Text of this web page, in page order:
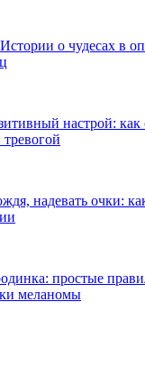
о чудесах в
настрой: как
надевать очки:
простые
меланомы